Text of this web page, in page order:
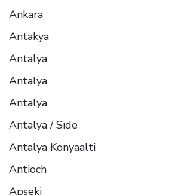
Ankara
Antakya
Antalya
Antalya
Antalya
Antalya / Side
Antalya Konyaalti
Antioch
Apseki